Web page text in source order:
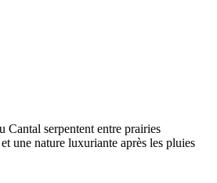
Cantal serpentent entre prairies
une nature luxuriante après les pluies